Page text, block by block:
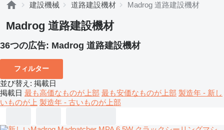
建設機械 道路建設機材 Madrog 道路建設機材
Madrog 道路建設機材
36つの広告: Madrog 道路建設機材
フィルター
並び替え : 掲載日
掲載日 最も高価なものが上部 最も安価なものが上部 製造年 - 新し
いものが上 製造年 - 古いものが上部